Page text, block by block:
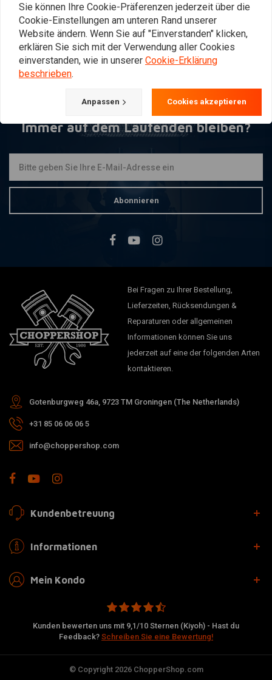
€14,35
Am meisten angesehen
Immer auf dem Laufenden bleiben?
Abonnieren
Bei Fragen zu Ihrer Bestellung,
Lieferzeiten, Rücksendungen &
Reparaturen oder allgemeinen
Informationen können Sie uns
jederzeit auf eine der folgenden Arten
kontaktieren.
Gotenburgweg 46a, 9723 TM Groningen (The Netherlands)
+31 85 06 06 06 5
info@choppershop.com
Kundenbetreuung
Informationen
Mein Kondo
Kunden bewerten uns mit 9,1/10 Sternen (Kiyoh) - Hast du
Feedback? Schreiben Sie eine Bewertung!
© Copyright 2026 ChopperShop.com
Sie können Ihre Cookie-Präferenzen jederzeit über die
Cookie-Einstellungen am unteren Rand unserer
Website ändern. Wenn Sie auf "Einverstanden" klicken,
erklären Sie sich mit der Verwendung aller Cookies
einverstanden, wie in unserer Cookie-Erklärung
beschrieben.
Anpassen Cookies akzeptieren